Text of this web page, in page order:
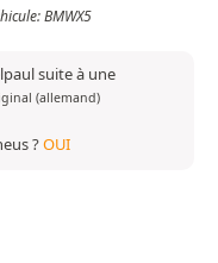
BMWX5
suite à une
(allemand)
?OUI